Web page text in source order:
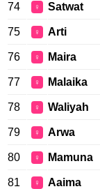
74 ♀ Satwat
75 ♀ Arti
76 ♀ Maira
77 ♀ Malaika
78 ♀ Waliyah
79 ♀ Arwa
80 ♀ Mamuna
81 ♀ Aaima